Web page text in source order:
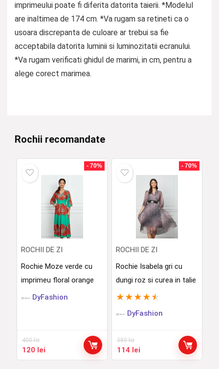
imprimeului poate fi diferita datorita taierii. *Modelul
are inaltimea de 174 cm. *Va rugam sa retineti ca o
usoara discrepanta de culoare ar trebui sa fie
acceptabila datorita luminii si luminozitatii ecranului.
*Va rugam verificati ghidul de marimi, in cm, pentru a
alege corect marimea.
Rochii recomandate
- 70%
ROCHII DE ZI
Rochie Moze verde cu
imprimeu floral orange
DyFashion
400lei
Prețul
inițial
120 leiPrețul
curent
- 70%
ROCHII DE ZI
Rochie Isabela gri cu
dungi roz si curea in talie
★ ★ ★ ★ ★
DyFashion
380lei
Prețul
inițial
114 leiPrețul
curent